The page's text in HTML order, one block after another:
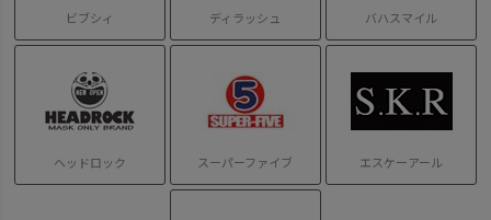
ビブシィ ディラッシュ バハスマイル
ヘッドロック スーパーファイブ エスケーアール